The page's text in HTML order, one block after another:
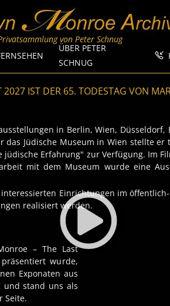
von Peter Schnug
ÜBER PETER
SCHNUG
IST DER 65. TODESTAG VON
in Berlin, Wien,
Jüdische Museum in Wien stellte
jüdische Erfahrung" zur Verfügung. Im
mit dem Museum wurde eine
Einrichtungen im
realisiert werden.
– The Last
wurde,
Exponaten aus
und stand uns als
Seite.